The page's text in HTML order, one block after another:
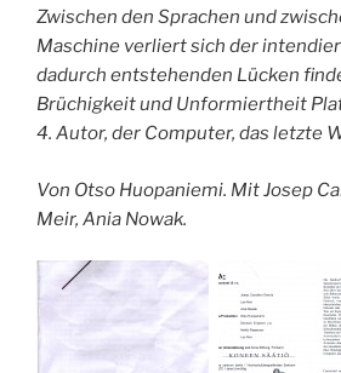
Zwischen den Sprachen und
Maschine verliert sich der
dadurch entstehenden Lücken
Brüchigkeit und Unformiertheit
4. Autor, der Computer, das letzte
Von Otso Huopaniemi. Mit Josep
Meir, Ania Nowak.